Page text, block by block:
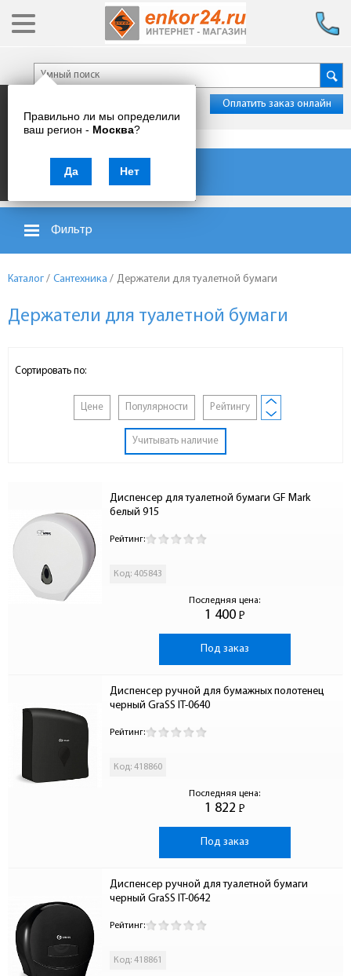
Правильно ли мы определили
ваш регион - Москва?
Да Нет
Оплатить заказ онлайн
Каталог товаров
Фильтр
Каталог / Сантехника / Держатели для туалетной бумаги
Держатели для туалетной бумаги
Сортировать по:
Цене Популярности Рейтингу
Учитывать наличие
Диспенсер для туалетной бумаги GF Mark
белый 915
Рейтинг:
Код: 405843
Последняя цена:
1 400 Р
-
Под заказ
Диспенсер ручной для бумажных полотенец
черный GraSS IT-0640
Рейтинг:
Код: 418860
Последняя цена:
1 822 Р
-
Под заказ
Диспенсер ручной для туалетной бумаги
черный GraSS IT-0642
Рейтинг:
Код: 418861